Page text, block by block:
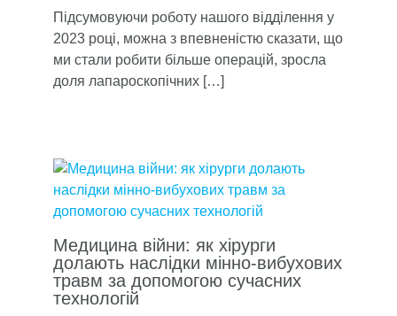
Підсумовуючи роботу нашого відділення у
2023 році, можна з впевненістю сказати, що
ми стали робити більше операцій, зросла
доля лапароскопічних […]
Медицина війни: як хірурги
долають наслідки мінно-вибухових
травм за допомогою сучасних
технологій